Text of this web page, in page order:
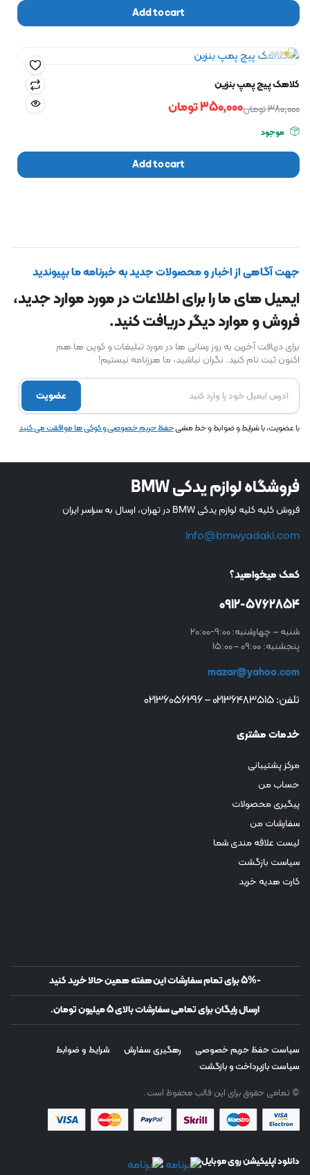
Add to cart
کلاهک پیچ پمپ بنزین
380,000تومان350,000تومان
موجود
Add to cart
جهت آگاهی از اخبار و محصولات جدید به خبرنامه ما بپیوندید
ایمیل های ما را برای اطلاعات در مورد موارد جدید،
فروش و موارد دیگر دریافت کنید.
برای دریافت آخرین به روز رسانی ها در مورد تبلیغات و کوپن ها هم
اکنون ثبت نام کنید. نگران نباشید، ما هرزنامه نیستیم!
عضویت
با عضویت، با شرایط و ضوابط و خط مشیحفظ حریم خصوصی و کوکی ها موافقت می کنید
فروشگاه لوازم یدکی BMW
فروش کلیه کلیه لوازم یدکی BMW در تهران، ارسال به سراسر ایران
info@bmwyadaki.com
کمک میخواهید؟
0912-5762854
شنبه – چهارشنبه: 9:00-20:00
پنجشنبه: 09:00 – 15:00
mazar@yahoo.com
تلفن: 02136483515 – 02136056296
خدمات مشتری
مرکز پشتیبانی
حساب من
پیگیری محصولات
سفارشات من
لیست علاقه مندی شما
سیاست بازگشت
کارت هدیه خرید
-5% برای تمام سفارشات این هفته همین حالا خرید کنید
ارسال رایگان برای تمامی سفارشات بالای 5 میلیون تومان.
سیاست حفظ حریم خصوصی رهگیری سفارش
شرایط و ضوابط
سیاست بازپرداخت و بازگشت
© تمامی حقوق برای این قالب محفوظ است.
دانلود اپلیکیشن روی موبایل